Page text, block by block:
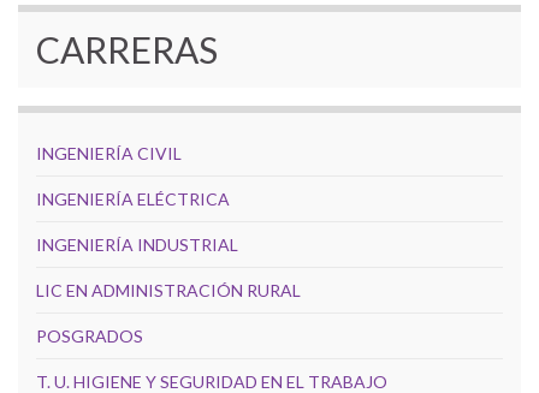
CARRERAS
INGENIERÍA CIVIL
INGENIERÍA ELÉCTRICA
INGENIERÍA INDUSTRIAL
LIC EN ADMINISTRACIÓN RURAL
POSGRADOS
T. U. HIGIENE Y SEGURIDAD EN EL TRABAJO